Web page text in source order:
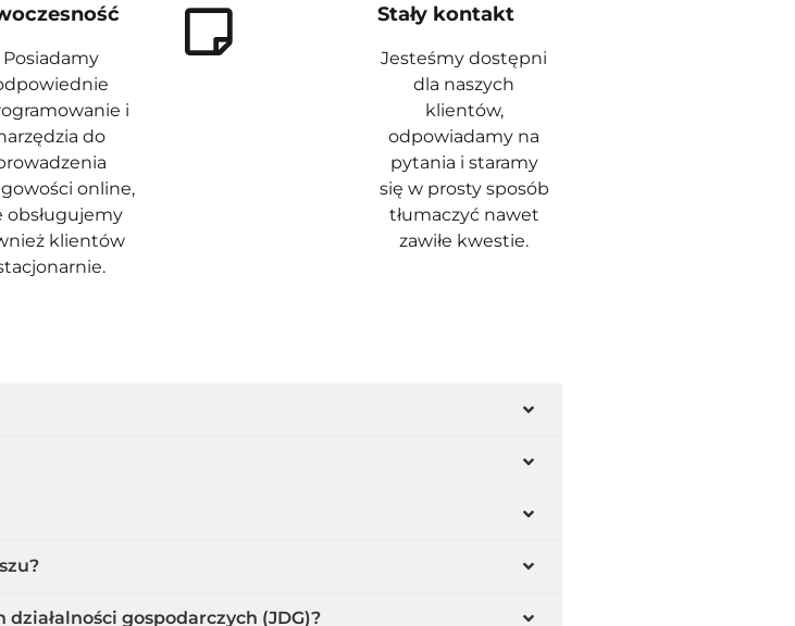
Posiadamy
i
do
online,
obsługujemy
klientów
Stały kontakt
Jesteśmy dostępni
dla naszych
klientów,
odpowiadamy na
pytania i staramy
się w prosty sposób
tłumaczyć nawet
zawiłe kwestie.
gospodarczych (JDG)?